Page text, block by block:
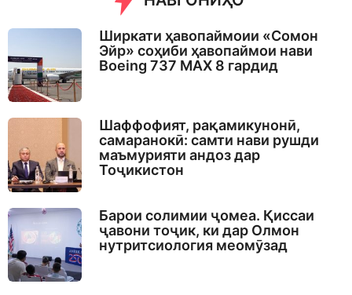
Ширкати ҳавопаймоии «Сомон
Эйр» соҳиби ҳавопаймои нави
Boeing 737 MAX 8 гардид
Шаффофият, рақамикунонӣ,
самаранокӣ: самти нави рушди
маъмурияти андоз дар
Тоҷикистон
Барои солимии ҷомеа. Қиссаи
ҷавони тоҷик, ки дар Олмон
нутритсиология меомӯзад